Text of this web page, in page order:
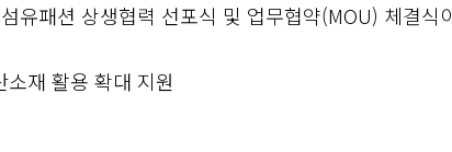
유패션 상생협력 선포식 및 업무협약(MOU) 체결식
재 활용 확대 지원